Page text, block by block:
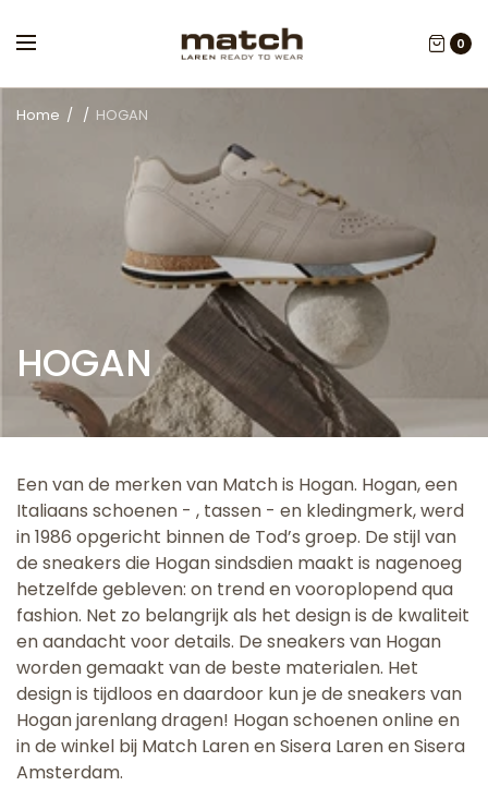
0
Home / / HOGAN
HOGAN
Een van de merken van Match is Hogan. Hogan, een
Italiaans schoenen - , tassen - en kledingmerk, werd
in 1986 opgericht binnen de Tod’s groep. De stijl van
de sneakers die Hogan sindsdien maakt is nagenoeg
hetzelfde gebleven: on trend en vooroplopend qua
fashion. Net zo belangrijk als het design is de kwaliteit
en aandacht voor details. De sneakers van Hogan
worden gemaakt van de beste materialen. Het
design is tijdloos en daardoor kun je de sneakers van
Hogan jarenlang dragen! Hogan schoenen online en
in de winkel bij Match Laren en Sisera Laren en Sisera
Amsterdam.